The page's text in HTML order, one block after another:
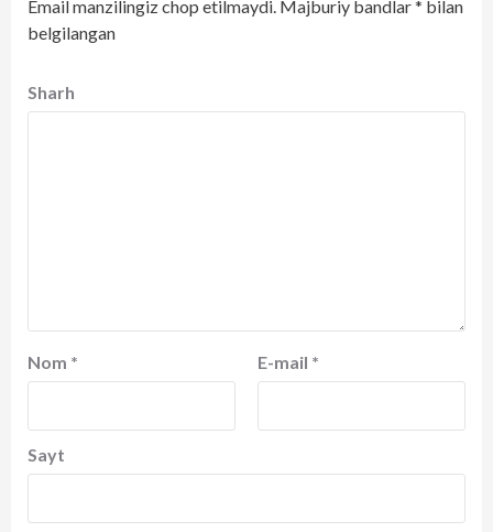
Email manzilingiz chop etilmaydi. Majburiy bandlar* bilan
belgilangan
Sharh
Nom * E-mail *
Sayt